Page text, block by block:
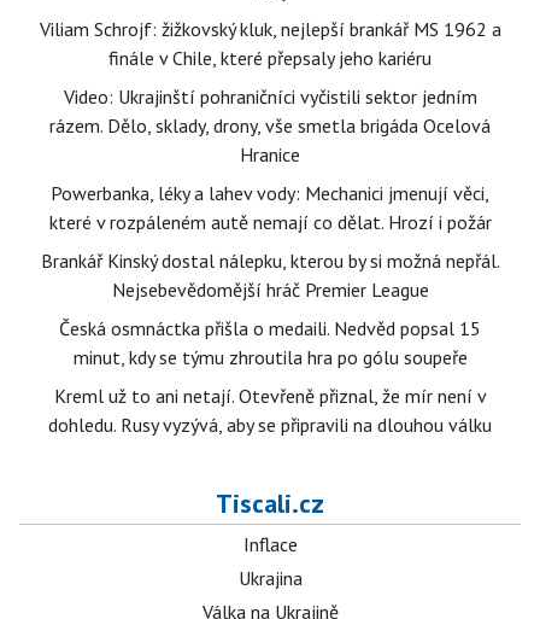
Viliam Schrojf: žižkovský kluk, nejlepší brankář MS 1962 a
finále v Chile, které přepsaly jeho kariéru
Video: Ukrajinští pohraničníci vyčistili sektor jedním
rázem. Dělo, sklady, drony, vše smetla brigáda Ocelová
Hranice
Powerbanka, léky a lahev vody: Mechanici jmenují věci,
které v rozpáleném autě nemají co dělat. Hrozí i požár
Brankář Kinský dostal nálepku, kterou by si možná nepřál.
Nejsebevědomější hráč Premier League
Česká osmnáctka přišla o medaili. Nedvěd popsal 15
minut, kdy se týmu zhroutila hra po gólu soupeře
Kreml už to ani netají. Otevřeně přiznal, že mír není v
dohledu. Rusy vyzývá, aby se připravili na dlouhou válku
Tiscali.cz
Inflace
Ukrajina
Válka na Ukrajině